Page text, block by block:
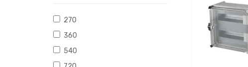
270
360
540